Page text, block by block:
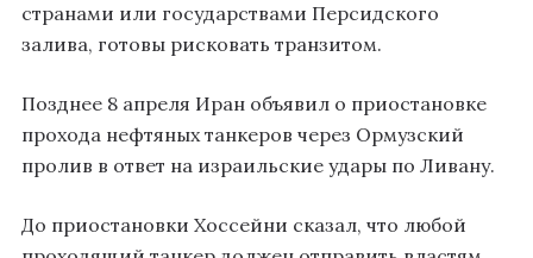
странами или государствами Персидского
залива, готовы рисковать транзитом.
Позднее 8 апреля Иран объявил о приостановке
прохода нефтяных танкеров через Ормузский
пролив в ответ на израильские удары по Ливану.
До приостановки Хоссейни сказал, что любой